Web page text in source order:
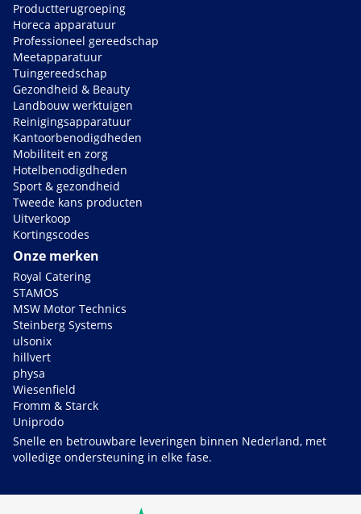
Productterugroeping
Horeca apparatuur
Professioneel gereedschap
Meetapparatuur
Tuingereedschap
Gezondheid & Beauty
Landbouw werktuigen
Reinigingsapparatuur
Kantoorbenodigdheden
Mobiliteit en zorg
Hotelbenodigdheden
Sport & gezondheid
Tweede kans producten
Uitverkoop
Kortingscodes
Onze merken
Royal Catering
STAMOS
MSW Motor Technics
Steinberg Systems
ulsonix
hillvert
physa
Wiesenfield
Fromm & Starck
Uniprodo
Snelle en betrouwbare leveringen binnen Nederland, met
volledige ondersteuning in elke fase.